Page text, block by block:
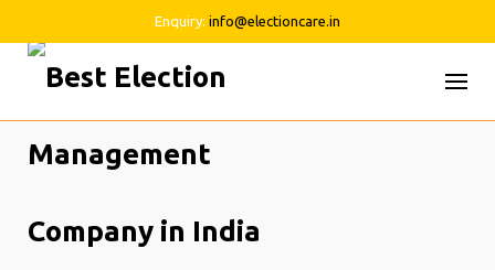
Enquiry: info@electioncare.in
Skip